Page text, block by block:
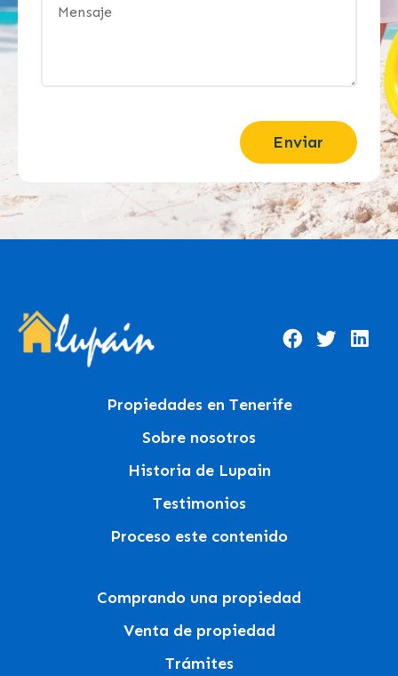
Enviar
Propiedades en Tenerife
Sobre nosotros
Historia de Lupain
Testimonios
Proceso este contenido
Comprando una propiedad
Venta de propiedad
Trámites